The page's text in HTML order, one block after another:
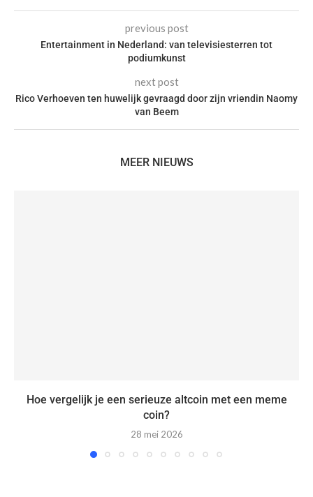
previous post
Entertainment in Nederland: van televisiesterren tot
podiumkunst
next post
Rico Verhoeven ten huwelijk gevraagd door zijn vriendin Naomy
van Beem
MEER NIEUWS
Hoe vergelijk je een serieuze altcoin met een meme
coin?
28 mei 2026